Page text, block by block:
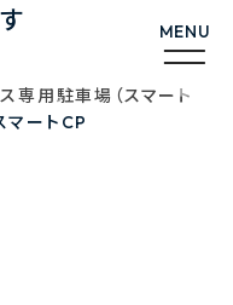
専用駐車場（スマート
マートCP